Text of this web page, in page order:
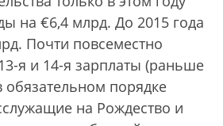
на €6,4 млрд. До 2015 года
Почти повсеместно
я и 14-я зарплаты (раньше
обязательном порядке
на Рождество и